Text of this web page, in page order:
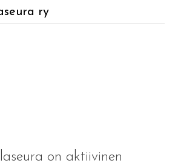
ry
on aktiivinen